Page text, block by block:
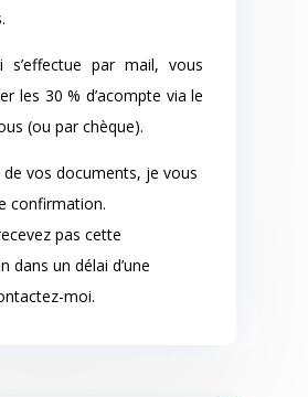
s’effectue par mail, vous
les 30 % d’acompte via le
(ou par chèque).
vos documents, je vous
confirmation.
pas cette
dans un délai d’une
moi.